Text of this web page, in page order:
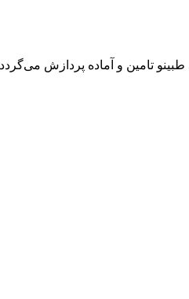
تامین و آماده پردازش